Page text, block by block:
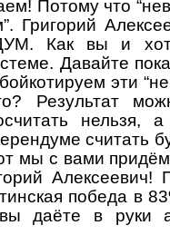
Потому что
Григорий
Как вы и
Давайте
эти
Результат
нельзя,
считать
мы с вами
победа в
даёте в руки